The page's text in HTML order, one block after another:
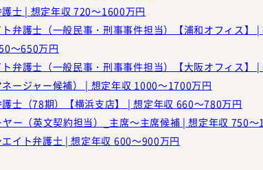
士 | 想定年収 720～1600万円
～650万円
ージャー候補） | 想定年収 1000～1700万円
士（78期）【横浜支店】 | 想定年収 660～780万円
ー（英文契約担当）_主席～主席候補 | 想定年収 750～
イト弁護士 | 想定年収 600～900万円